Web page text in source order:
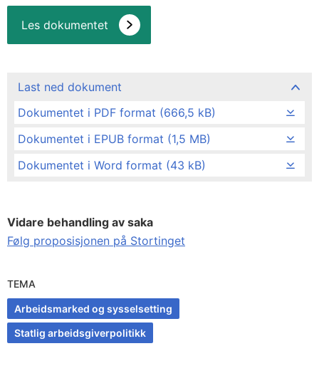
Les dokumentet
Last ned dokument
Dokumentet i PDF format (666,5 kB)
Dokumentet i EPUB format (1,5 MB)
Dokumentet i Word format (43 kB)
Vidare behandling av saka
Følg proposisjonen på Stortinget
TEMA
Arbeidsmarked og sysselsetting
Statlig arbeidsgiverpolitikk